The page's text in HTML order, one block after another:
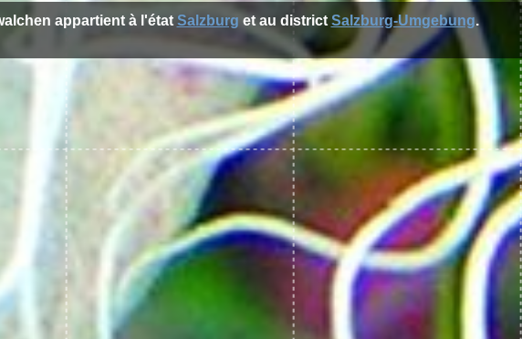
appartient à l'état Salzburg et au district Salzburg-Umgebung.